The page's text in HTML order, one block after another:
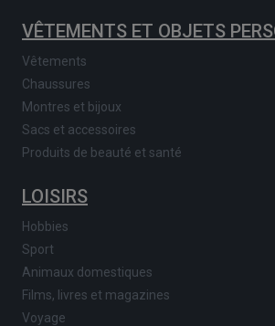
VÊTEMENTS ET OBJETS
Vêtements
Chaussures
Montres et bijoux
Sacs et accessoires
Produits de beauté et santé
LOISIRS
Hobbies
Sport
Animaux domestiques
Films, livres et magazines
Voyage